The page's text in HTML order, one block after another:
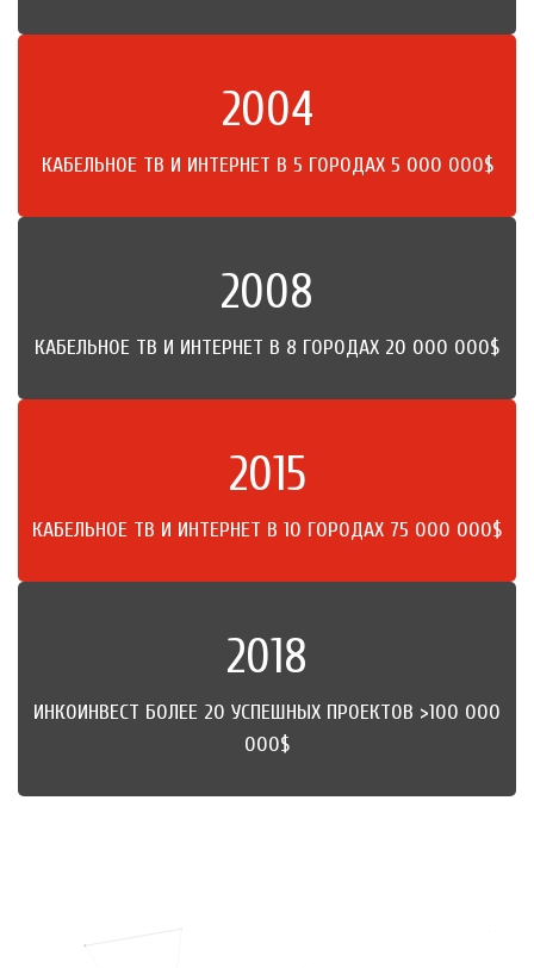
2004
КАБЕЛЬНОЕ ТВ И ИНТЕРНЕТ В 5 ГОРОДАХ 5 000 000$
2008
КАБЕЛЬНОЕ ТВ И ИНТЕРНЕТ В 8 ГОРОДАХ 20 000 000$
2015
КАБЕЛЬНОЕ ТВ И ИНТЕРНЕТ В 10 ГОРОДАХ 75 000 000$
2018
ИНКОИНВЕСТ БОЛЕЕ 20 УСПЕШНЫХ ПРОЕКТОВ >100 000
000$